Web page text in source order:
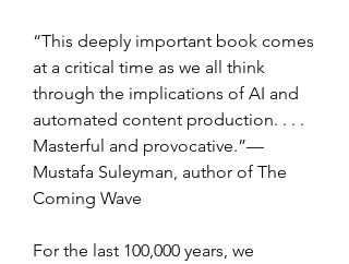
“This deeply important book comes
at a critical time as we all think
through the implications of AI and
automated content production. . . .
Masterful and provocative.”—
Mustafa Suleyman, author of The
Coming Wave
For the last 100,000 years, we